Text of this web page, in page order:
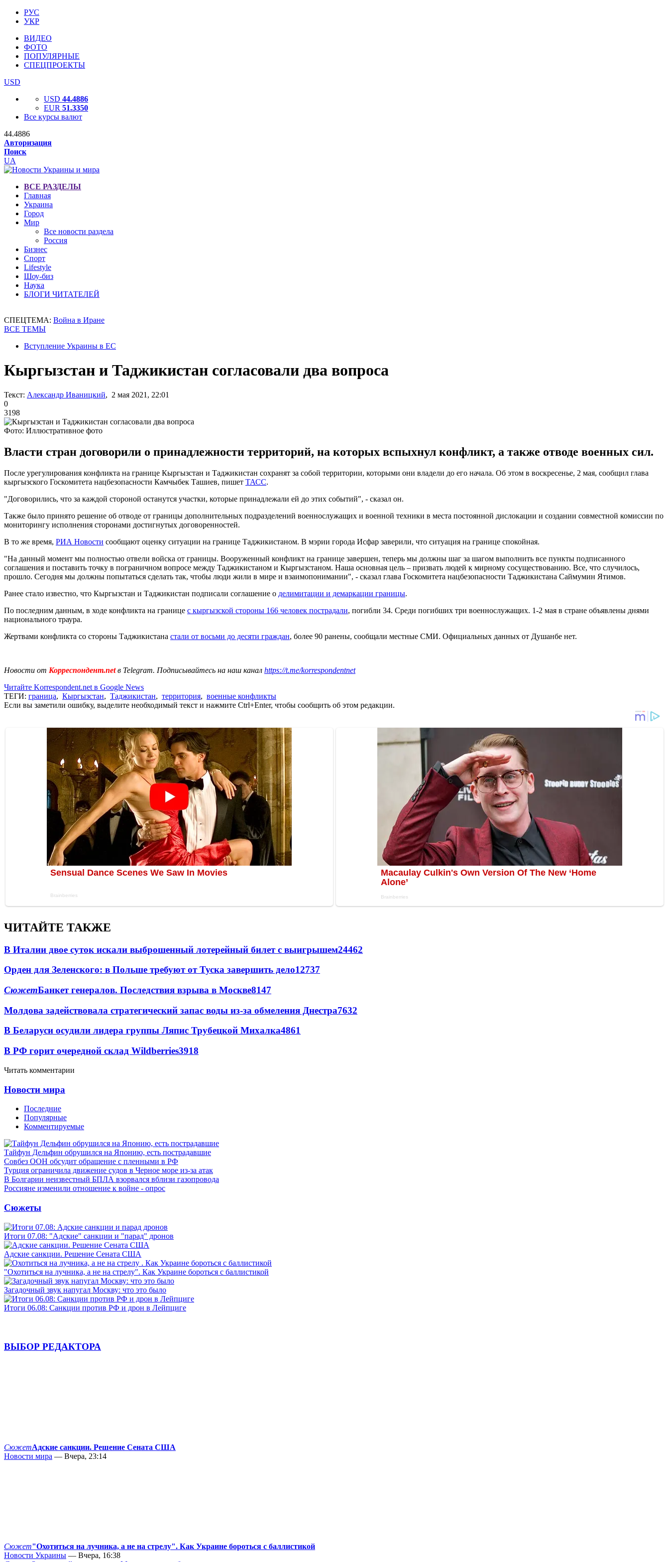
РУС
УКР
ВИДЕО
ФОТО
ПОПУЛЯРНЫЕ
СПЕЦПРОЕКТЫ
USD
USD 44.4886
EUR 51.3350
Все курсы валют
44.4886
Авторизация
Поиск
UA
ВСЕ РАЗДЕЛЫ
Главная
Украина
Город
Мир
Все новости раздела
Россия
Бизнес
Спорт
Lifestyle
Шоу-биз
Наука
БЛОГИ ЧИТАТЕЛЕЙ
СПЕЦТЕМА: Война в Иране
ВСЕ ТЕМЫ
Вступление Украины в ЕС
Кыргызстан и Таджикистан согласовали два вопроса
Текст: Александр Иваницкий, 2 мая 2021, 22:01
0
3198
Фото: Иллюстративное фото
Власти стран договорили о принадлежности территорий, на которых вспыхнул конфликт, а также отводе военных сил.
После урегулирования конфликта на границе Кыргызстан и Таджикистан сохранят за собой территории, которыми они владели до его начала. Об этом в воскресенье, 2 мая, сообщил глава
кыргызского Госкомитета нацбезопасности Камчыбек Ташиев, пишет ТАСС.
"Договорились, что за каждой стороной останутся участки, которые принадлежали ей до этих событий", - сказал он.
Также было принято решение об отводе от границы дополнительных подразделений военнослужащих и военной техники в места постоянной дислокации и создании совместной комиссии по
мониторингу исполнения сторонами достигнутых договоренностей.
В то же время, РИА Новости сообщают оценку ситуации на границе Таджикистаном. В мэрии города Исфар заверили, что ситуация на границе спокойная.
"На данный момент мы полностью отвели войска от границы. Вооруженный конфликт на границе завершен, теперь мы должны шаг за шагом выполнить все пункты подписанного
соглашения и поставить точку в пограничном вопросе между Таджикистаном и Кыргызстаном. Наша основная цель – призвать людей к мирному сосуществованию. Все, что случилось,
прошло. Сегодня мы должны попытаться сделать так, чтобы люди жили в мире и взаимопонимании", - сказал глава Госкомитета нацбезопасности Таджикистана Саймумин Ятимов.
Ранее стало известно, что Кыргызстан и Таджикистан подписали соглашение о делимитации и демаркации границы.
По последним данным, в ходе конфликта на границе с кыргызской стороны 166 человек пострадали, погибли 34. Среди погибших три военнослужащих. 1-2 мая в стране объявлены днями
национального траура.
Жертвами конфликта со стороны Таджикистана стали от восьми до десяти граждан, более 90 ранены, сообщали местные СМИ. Официальных данных от Душанбе нет.
Новости от Корреспондент.netв Telegram. Подписывайтесь на наш канал https://t.me/korrespondentnet
Читайте Korrespondent.net в Google News
ТЕГИ: граница, Кыргызстан, Таджикистан, территория, военные конфликты
Если вы заметили ошибку, выделите необходимый текст и нажмите Ctrl+Enter, чтобы сообщить об этом редакции.
ЧИТАЙТЕ ТАКЖЕ
В Италии двое суток искали выброшенный лотерейный билет с выигрышем24462
Орден для Зеленского: в Польше требуют от Туска завершить дело12737
СюжетБанкет генералов. Последствия взрыва в Москве8147
Молдова задействовала стратегический запас воды из-за обмеления Днестра7632
В Беларуси осудили лидера группы Ляпис Трубецкой Михалка4861
В РФ горит очередной склад Wildberries3918
Читать комментарии
Новости мира
Последние
Популярные
Комментируемые
Тайфун Дельфин обрушился на Японию, есть пострадавшие
Совбез ООН обсудит обращение с пленными в РФ
Турция ограничила движение судов в Черное море из-за атак
В Болгарии неизвестный БПЛА взорвался вблизи газопровода
Россияне изменили отношение к войне - опрос
Сюжеты
Итоги 07.08: "Адские" санкции и "парад" дронов
Адские санкции. Решение Сената США
"Охотиться на лучника, а не на стрелу". Как Украине бороться с баллистикой
Загадочный звук напугал Москву: что это было
Итоги 06.08: Санкции против РФ и дрон в Лейпциге
ВЫБОР РЕДАКТОРА
СюжетАдские санкции. Решение Сената США
Новости мира — Вчера, 23:14
Сюжет"Охотиться на лучника, а не на стрелу". Как Украине бороться с баллистикой
Новости Украины — Вчера, 16:38